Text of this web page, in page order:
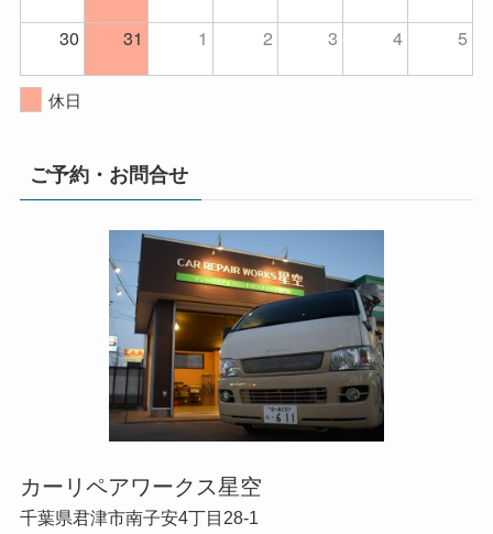
30
31 1 2 3 4 5
休日
ご予約・お問合せ
カーリペアワークス星空
千葉県君津市南子安4丁目28-1